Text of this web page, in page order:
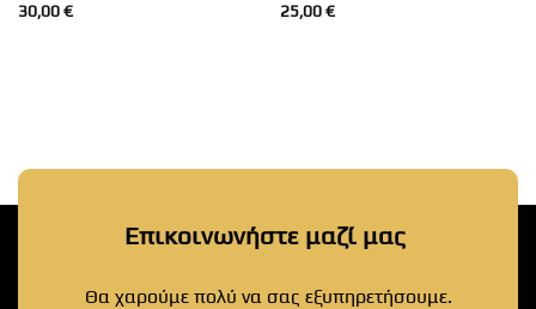
30,00€ 25,00€
Επικοινωνήστε μαζί μας
Θα χαρούμε πολύ να σας εξυπηρετήσουμε.